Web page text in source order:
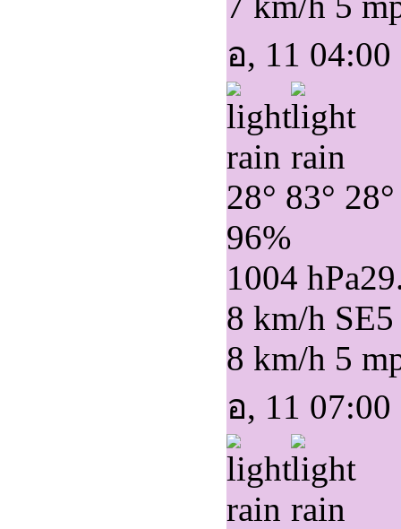
อ, 11 04:00
28° 83° 28°
96%
1004 hPa
8 km/h SE
8 km/h 5
อ, 11 07:00